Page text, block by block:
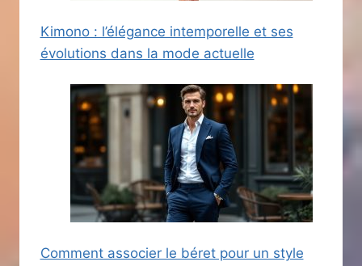
Kimono : l’élégance intemporelle et ses
évolutions dans la mode actuelle
Comment associer le béret pour un style